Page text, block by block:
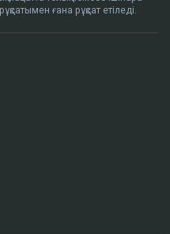
ғана рұқсат етіледі.